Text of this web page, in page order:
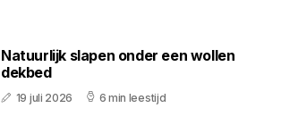
Natuurlijk slapen onder een wollen
dekbed
19 juli 2026 6 min leestijd